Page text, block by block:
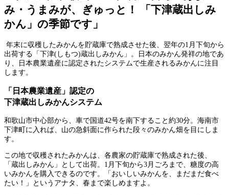
年末に収穫したみかんを貯蔵庫で熟成させた後、翌年の1月下旬から
出荷する「下津(しもつ)蔵出しみかん」。日本のみかん発祥の地であ
り、日本農業遺産に認定されたシステムで生産されるみかんに注目
します。
「日本農業遺産」認定の
下津蔵出しみかんシステム
和歌山市中心部から、車で国道42号を南下すること約30分。海南市
下津町に入れば、山の急斜面に作られた段々のみかん畑を目にしま
す。
この地で収穫されたみかんは、各農家の貯蔵庫で熟成された後、
「蔵出しみかん」として出荷。1月下旬から3月ごろまで、糖度の高
いみかんを購入できるのです。「おいしいみかんを、まだまだ食べ
たい！」というアナタ、春まで楽しめますよ。